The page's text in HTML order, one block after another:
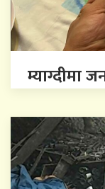
म्याग्दीमा